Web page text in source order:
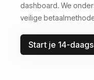
dashboard. We
veilige
Start je 14-